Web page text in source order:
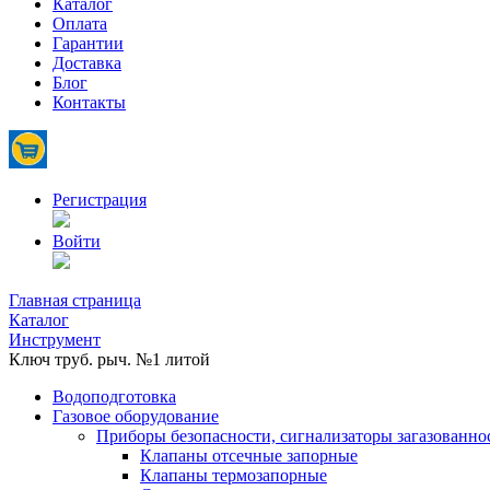
Каталог
Оплата
Гарантии
Доставка
Блог
Контакты
Регистрация
Войти
Главная страница
Каталог
Инструмент
Ключ труб. рыч. №1 литой
Водоподготовка
Газовое оборудование
Приборы безопасности, сигнализаторы
Клапаны отсечные запорные
Клапаны термозапорные